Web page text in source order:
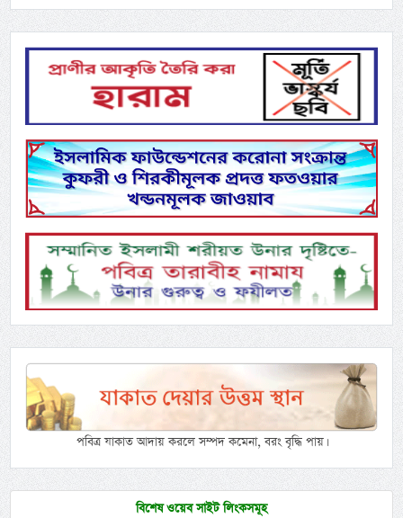
পবিত্র যাকাত আদায় করলে সম্পদ কমেনা, বরং বৃদ্ধি পায়।
বিশেষ ওয়েব সাইট লিংকসমূহ